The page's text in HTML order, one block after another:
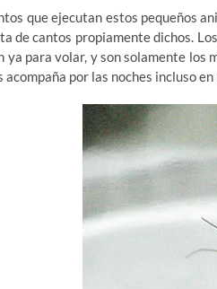
que ejecutan estos pequeños
de cantos propiamente dichos.
ya para volar, y son solamente los
acompaña por las noches incluso en